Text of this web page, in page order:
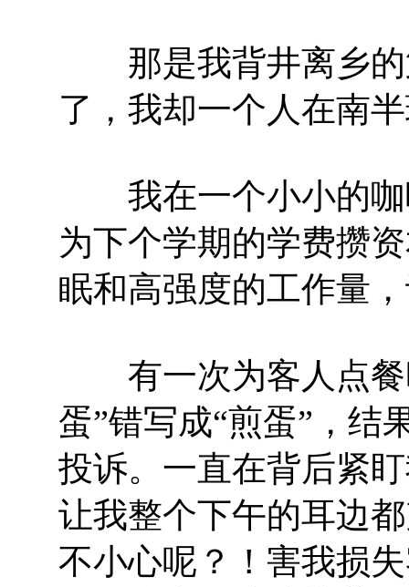
那是我背井离乡的
了，我却一个人在南
我在一个小小的咖
为下个学期的学费攒
眠和高强度的工作量
有一次为客人点餐
蛋”错写成“煎蛋”，结
投诉。一直在背后紧
让我整个下午的耳边
不小心呢？！害我损